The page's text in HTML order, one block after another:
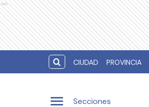
Ads
CIUDAD PROVINCIA
Secciones